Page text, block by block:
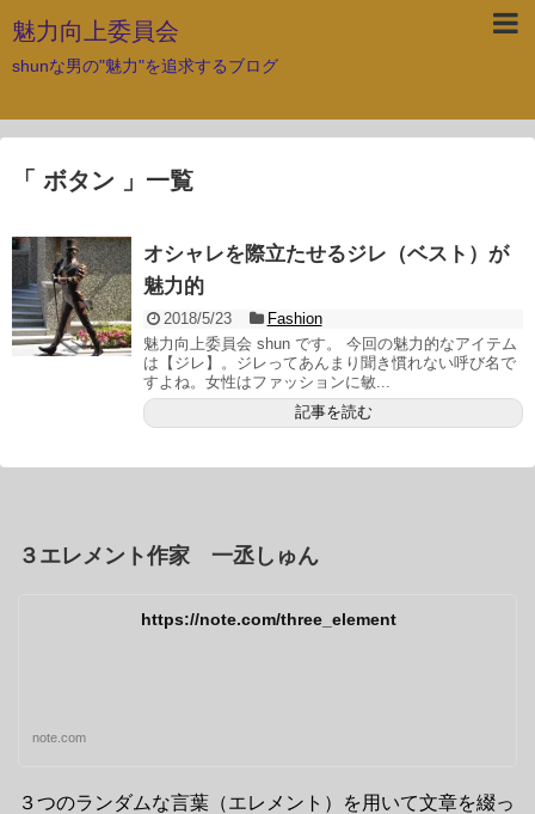
魅力向上委員会
shunな男の"魅力"を追求するブログ
「 ボタン 」一覧
オシャレを際立たせるジレ（ベスト）が
魅力的
2018/5/23
Fashion
魅力向上委員会 shun です。 今回の魅力的なアイテム
は【ジレ】。ジレってあんまり聞き慣れない呼び名で
すよね。女性はファッションに敏...
記事を読む
３エレメント作家 一丞しゅん
https://note.com/three_element
note.com
３つのランダムな言葉（エレメント）を用いて文章を綴っ